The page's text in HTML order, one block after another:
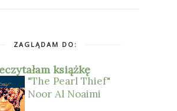
ZAGLĄDAM DO:
książkę
"The Pearl Thief"
Noor Al Noaimi